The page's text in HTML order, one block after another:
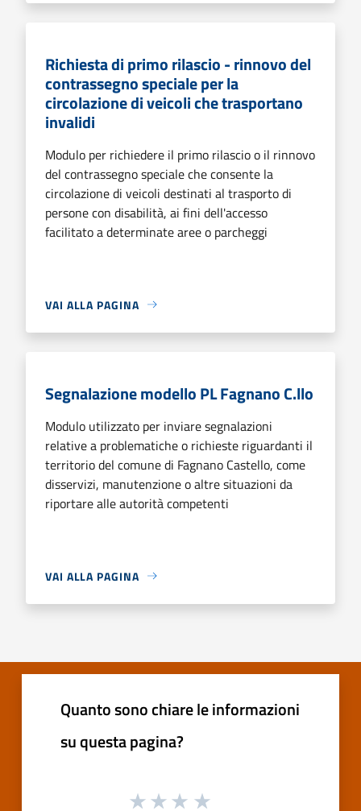
Richiesta di primo rilascio - rinnovo del
contrassegno speciale per la
circolazione di veicoli che trasportano
invalidi
Modulo per richiedere il primo rilascio o il rinnovo
del contrassegno speciale che consente la
circolazione di veicoli destinati al trasporto di
persone con disabilità, ai fini dell'accesso
facilitato a determinate aree o parcheggi
VAI ALLA PAGINA
Segnalazione modello PL Fagnano C.llo
Modulo utilizzato per inviare segnalazioni
relative a problematiche o richieste riguardanti il
territorio del comune di Fagnano Castello, come
disservizi, manutenzione o altre situazioni da
riportare alle autorità competenti
VAI ALLA PAGINA
Quanto sono chiare le informazioni
su questa pagina?